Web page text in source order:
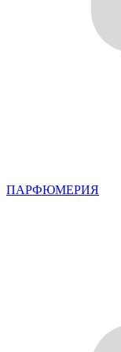
ПАРФЮМЕРИЯ